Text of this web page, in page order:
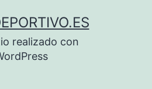
realizado con